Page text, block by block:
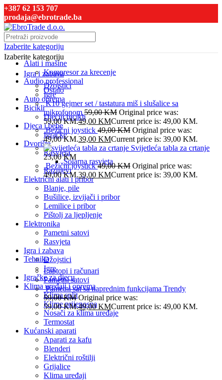
+387 62 153 707
prodaja@ebrotrade.ba
Izaberite kategoriju
Alati i mašine
Kompresor za krecenje
Audio professional
Ostalo
Auto oprema
Bicikli
Dječiji bicikli
Djeca i bebe
Igračke
Dvorište
Rasvjeta
Solarna rasvjeta
Raznjevi
Električni alati i pribor
Blanje, pile
Bušilice, izvijači i pribor
Lemilice i pribor
Pištolj za ljepljenje
Elektronika
Pametni satovi
Rasvjeta
Igra i zabava
Džojstici
Igre
Igračke za djecu
Klima uređaji i oprema
Klima split
Klime prijenosna
Nosači za klima uređaje
Termostat
Kućanski aparati
Aparati za kafu
Blenderi
Električni roštilji
Grijalice
Klima uređaji
Izaberite kategoriju
Igra i zabava
Džojstici
Igre
K10 gejmer set / tastatura miš i slušalice sa
mikrofonom59,00KM Original price was:
59,00 KM.49,00 KMCurrent price is: 49,00 KM.
Bežični joystick 49,00KM Original price was:
49,00 KM.39,00 KMCurrent price is: 39,00 KM.
Svijetleća tabla za crtanje
23,00KM
Bežični joystick49,00KM Original price was:
49,00 KM.39,00 KMCurrent price is: 39,00 KM.
Tehnika
Laptopi i računari
Pametni satovi
Pametni sat sa naprednim funkcijama Trendy
59,00KM Original price was:
59,00 KM.49,00KMCurrent price is: 49,00 KM.